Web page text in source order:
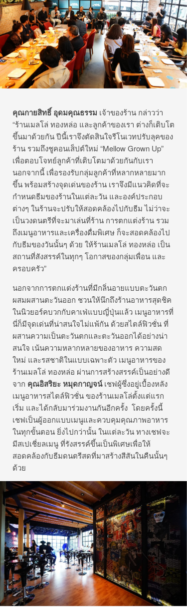
คุณกายสิทธิ์ อุดมคุณธรรม เจ้าของร้าน กล่าวว่า
“ร้านเมลโล่ ทองหล่อ และลูกค้าของเรา ต่างก็เติบโต
ขึ้นมาด้วยกัน ปีนี้เราจึงตัดสินใจรีโนเวทปรับลุคของ
ร้าน รวมถึงชูคอนเส็ปต์ใหม่ “Mellow Grown Up”
เพื่อตอบโจทย์ลูกค้าที่เติบโตมาด้วยกันกับเรา
นอกจากนี้ เพื่อรองรับกลุ่มลูกค้าที่หลากหลายมาก
ขึ้น พร้อมสร้างจุดเด่นของร้าน เราจึงมีแนวคิดที่จะ
กำหนดธีมของร้านในแต่ละวัน และองค์ประกอบ
ต่างๆ ในร้านจะปรับให้สอดคล้องไปกับธีม ไม่ว่าจะ
เป็นวงดนตรีที่จะมาเล่นที่ร้าน การตกแต่งร้าน รวม
ถึงเมนูอาหารและเครื่องดื่มพิเศษ ก็จะสอดคล้องไป
กับธีมของวันนั้นๆ ด้วย ให้ร้านเมลโล่ ทองหล่อ เป็น
สถานที่สังสรรค์ในทุกๆ โอกาสของกลุ่มเพื่อน และ
ครอบครัว”
นอกจากการตกแต่งร้านที่มีกลิ่นอายแบบตะวันตก
ผสมผสานตะวันออก ชวนให้นึกถึงร้านอาหารสุดชิค
ในนิวยอร์คบวกกับคาเฟ่แบบญี่ปุ่นแล้ว เมนูอาหารที่
นี่ก็มีจุดเด่นที่น่าสนใจไม่แพ้กัน ด้วยสไตล์ฟิวชั่น ที่
ผสานความเป็นตะวันตกและตะวันออกได้อย่างน่า
สนใจ เน้นความหลากหลายของอาหาร ความสด
ใหม่ และรสชาติในแบบเฉพาะตัว เมนูอาหารของ
ร้านเมลโล่ ทองหล่อ ผ่านการสร้างสรรค์เป็นอย่างดี
จาก คุณอิสริยะ หมุดกาญจน์เชฟผู้ซึ่งอยู่เบื้องหลัง
เมนูอาหารสไตล์ฟิวชั่น ของร้านเมลโล่ตั้งแต่แรก
เริ่ม และได้กลับมาร่วมงานกันอีกครั้ง โดยครั้งนี้
เชฟเป็นผู้ออกแบบเมนูและควบคุมคุณภาพอาหาร
ในทุกขั้นตอน ยิ่งไปกว่านั้น ในแต่ละวัน ทางเชฟจะ
มีสเปเชี่ยลเมนู ที่รังสรรค์ขึ้นเป็นพิเศษเพื่อให้
สอดคล้องกับธีมดนตรีสดที่มาสร้างสีสันในคืนนั้นๆ
ด้วย